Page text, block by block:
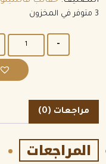
3 متوفر في المخزون
مراجعات (0)
المراجعات